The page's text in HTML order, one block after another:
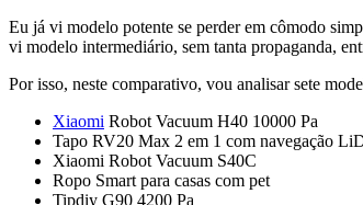
Eu já vi modelo potente se perder em cômodo
vi modelo intermediário, sem tanta propaganda,
Por isso, neste comparativo, vou analisar sete
Xiaomi Robot Vacuum H40 10000 Pa
Tapo RV20 Max 2 em 1 com navegação
Xiaomi Robot Vacuum S40C
Ropo Smart para casas com pet
Tipdiy G90 4200 Pa